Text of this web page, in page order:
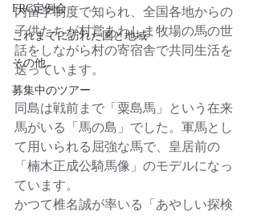
FRC定例会
これまでに訪れた国と地域
その他
募集中のツアー
内留学制度で知られ、全国各地からの
子供たちが村営あわしま牧場の馬の世
話をしながら村の寄宿舎で共同生活を
送っています。
同島は戦前まで「粟島馬」という在来
馬がいる「馬の島」でした。軍馬とし
て用いられる屈強な馬で、皇居前の
「楠木正成公騎馬像」のモデルになっ
ています。
かつて椎名誠が率いる「あやしい探検